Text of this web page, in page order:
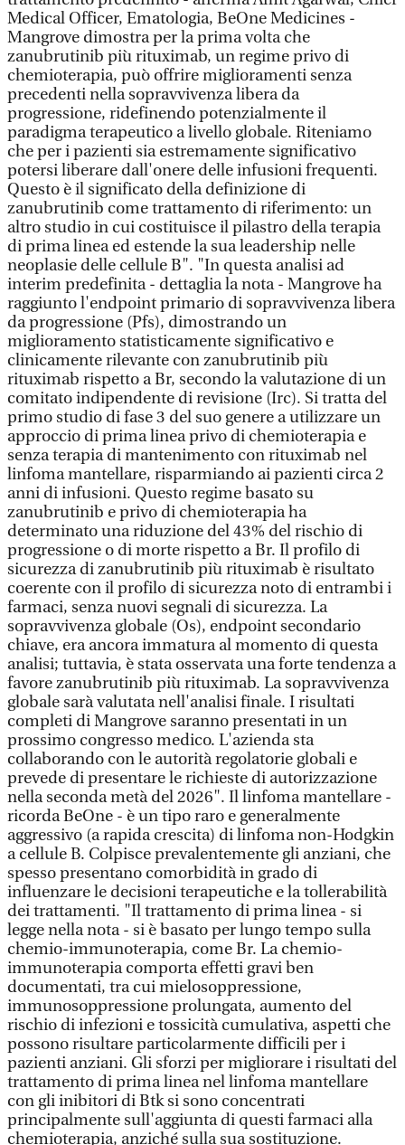
Medical Officer, Ematologia, BeOne Medicines -
Mangrove dimostra per la prima volta che
zanubrutinib più rituximab, un regime privo di
chemioterapia, può offrire miglioramenti senza
precedenti nella sopravvivenza libera da
progressione, ridefinendo potenzialmente il
paradigma terapeutico a livello globale. Riteniamo
che per i pazienti sia estremamente significativo
potersi liberare dall'onere delle infusioni frequenti.
Questo è il significato della definizione di
zanubrutinib come trattamento di riferimento: un
altro studio in cui costituisce il pilastro della terapia
di prima linea ed estende la sua leadership nelle
neoplasie delle cellule B". "In questa analisi ad
interim predefinita - dettaglia la nota - Mangrove ha
raggiunto l'endpoint primario di sopravvivenza libera
da progressione (Pfs), dimostrando un
miglioramento statisticamente significativo e
clinicamente rilevante con zanubrutinib più
rituximab rispetto a Br, secondo la valutazione di un
comitato indipendente di revisione (Irc). Si tratta del
primo studio di fase 3 del suo genere a utilizzare un
approccio di prima linea privo di chemioterapia e
senza terapia di mantenimento con rituximab nel
linfoma mantellare, risparmiando ai pazienti circa 2
anni di infusioni. Questo regime basato su
zanubrutinib e privo di chemioterapia ha
determinato una riduzione del 43% del rischio di
progressione o di morte rispetto a Br. Il profilo di
sicurezza di zanubrutinib più rituximab è risultato
coerente con il profilo di sicurezza noto di entrambi i
farmaci, senza nuovi segnali di sicurezza. La
sopravvivenza globale (Os), endpoint secondario
chiave, era ancora immatura al momento di questa
analisi; tuttavia, è stata osservata una forte tendenza a
favore zanubrutinib più rituximab. La sopravvivenza
globale sarà valutata nell'analisi finale. I risultati
completi di Mangrove saranno presentati in un
prossimo congresso medico. L'azienda sta
collaborando con le autorità regolatorie globali e
prevede di presentare le richieste di autorizzazione
nella seconda metà del 2026". Il linfoma mantellare -
ricorda BeOne - è un tipo raro e generalmente
aggressivo (a rapida crescita) di linfoma non-Hodgkin
a cellule B. Colpisce prevalentemente gli anziani, che
spesso presentano comorbidità in grado di
influenzare le decisioni terapeutiche e la tollerabilità
dei trattamenti. "Il trattamento di prima linea - si
legge nella nota - si è basato per lungo tempo sulla
chemio-immunoterapia, come Br. La chemio-
immunoterapia comporta effetti gravi ben
documentati, tra cui mielosoppressione,
immunosoppressione prolungata, aumento del
rischio di infezioni e tossicità cumulativa, aspetti che
possono risultare particolarmente difficili per i
pazienti anziani. Gli sforzi per migliorare i risultati del
trattamento di prima linea nel linfoma mantellare
con gli inibitori di Btk si sono concentrati
principalmente sull'aggiunta di questi farmaci alla
chemioterapia, anziché sulla sua sostituzione.